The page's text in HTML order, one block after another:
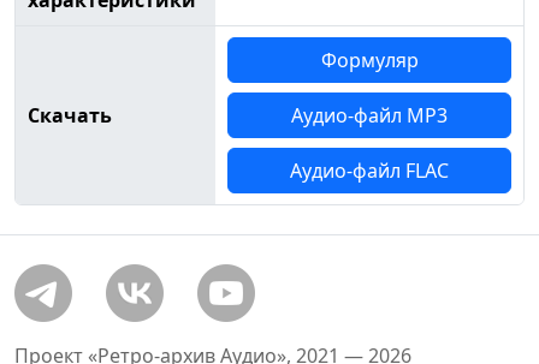
Скачать
Формуляр
Аудио-файл MP3
Аудио-файл FLAC
Проект «Ретро-архив Аудио», 2021 — 2026